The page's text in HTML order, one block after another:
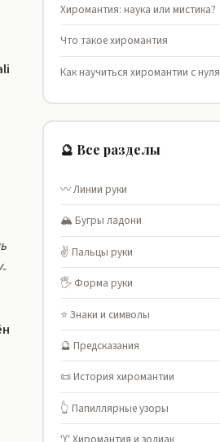
Хиромантия: наука или мистика?
Что такое хиромантия
Как научиться хиромантии с нуля
🔮 Все разделы
〰️ Линии руки
🏔️ Бугры ладони
✌️ Пальцы руки
🖐️ Форма руки
⭐ Знаки и символы
🔮 Предсказания
📜 История хиромантии
👆 Папиллярные узоры